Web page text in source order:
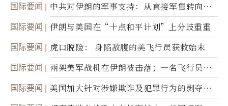
国际要闻
中共对伊朗的军事支持：从直接军售转向间
接技术转让
国际要闻 伊朗与美国在“十点和平计划”上分歧重重
国际要闻 虎口脱险： 身陷敌腹的美飞行员获救始末
国际要闻
兩架美军战机在伊朗被击落；一名飞行员失
踪
国际要闻
美国加大针对涉嫌欺诈及犯罪行为的剥夺公
民权力度